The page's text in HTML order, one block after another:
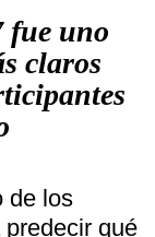
fue uno
claros
de los
predecir qué